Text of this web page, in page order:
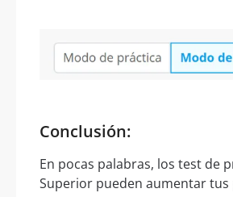
Conclusión:
En pocas palabras, los test de
Superior pueden aumentar